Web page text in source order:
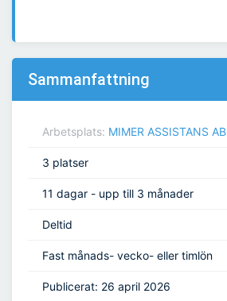
Sammanfattning
Arbetsplats: MIMER ASSISTANS AB
3 platser
11 dagar - upp till 3 månader
Deltid
Fast månads- vecko- eller timlön
Publicerat: 26 april 2026